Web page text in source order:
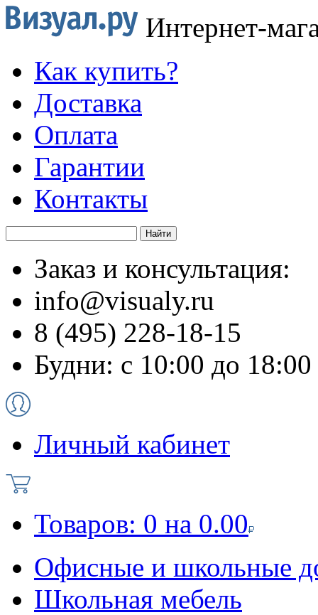
Интернет-
Как купить?
Доставка
Оплата
Гарантии
Контакты
Заказ и консультация:
info@visualy.ru
8 (495) 228-18-15
Будни: с 10:00 до 18:00
Личный кабинет
Товаров: 0 на 0.00
Офисные и школьные
Школьная мебель